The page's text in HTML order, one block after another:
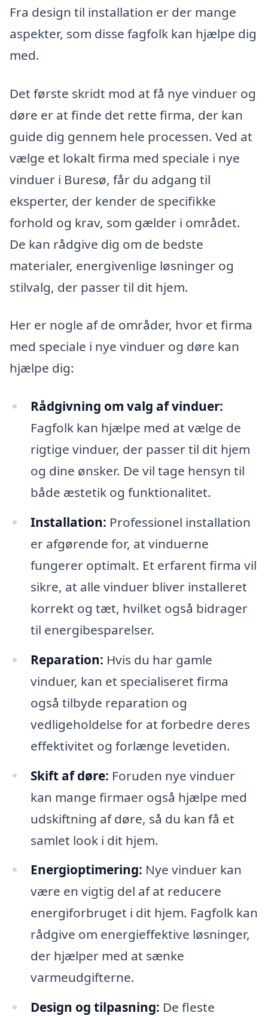
Fra design til installation er der mange
aspekter, som disse fagfolk kan hjælpe dig
med.
Det første skridt mod at få nye vinduer og
døre er at finde det rette firma, der kan
guide dig gennem hele processen. Ved at
vælge et lokalt firma med speciale i nye
vinduer i Buresø, får du adgang til
eksperter, der kender de specifikke
forhold og krav, som gælder i området.
De kan rådgive dig om de bedste
materialer, energivenlige løsninger og
stilvalg, der passer til dit hjem.
Her er nogle af de områder, hvor et firma
med speciale i nye vinduer og døre kan
hjælpe dig:
Rådgivning om valg af vinduer:
Fagfolk kan hjælpe med at vælge de
rigtige vinduer, der passer til dit hjem
og dine ønsker. De vil tage hensyn til
både æstetik og funktionalitet.
Installation: Professionel installation
er afgørende for, at vinduerne
fungerer optimalt. Et erfarent firma vil
sikre, at alle vinduer bliver installeret
korrekt og tæt, hvilket også bidrager
til energibesparelser.
Reparation: Hvis du har gamle
vinduer, kan et specialiseret firma
også tilbyde reparation og
vedligeholdelse for at forbedre deres
effektivitet og forlænge levetiden.
Skift af døre: Foruden nye vinduer
kan mange firmaer også hjælpe med
udskiftning af døre, så du kan få et
samlet look i dit hjem.
Energioptimering: Nye vinduer kan
være en vigtig del af at reducere
energiforbruget i dit hjem. Fagfolk kan
rådgive om energieffektive løsninger,
der hjælper med at sænke
varmeudgifterne.
Design og tilpasning: De fleste